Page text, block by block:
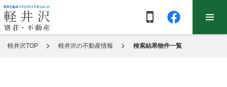
軽井沢TOP 軽井沢の不動産情報 検索結果物件一覧